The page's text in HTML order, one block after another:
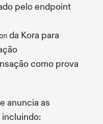
pelo endpoint
da Kora para
como prova
anuncia as